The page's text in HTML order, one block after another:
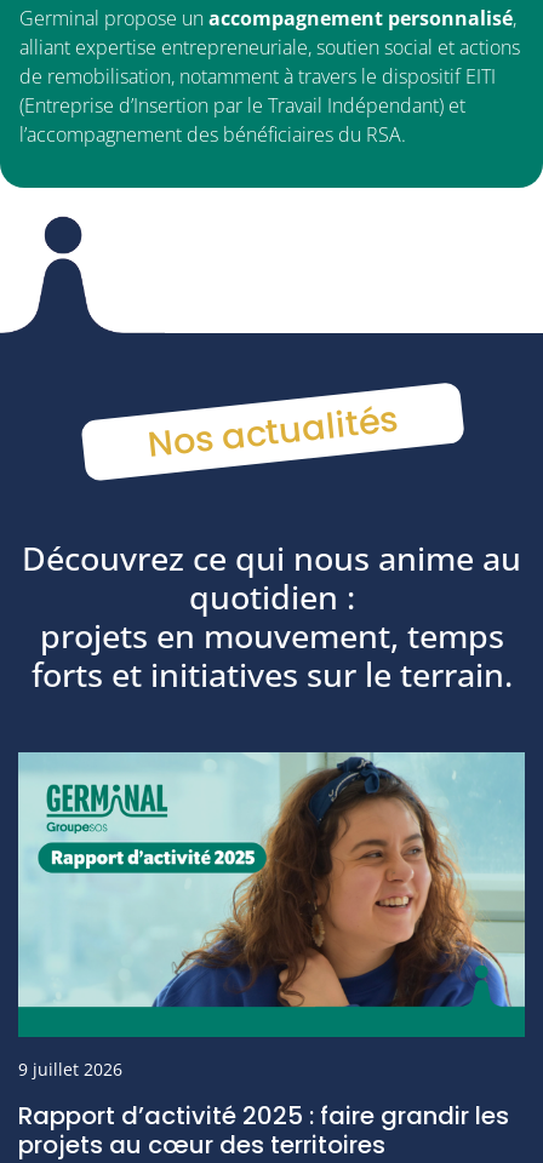
Germinal propose unaccompagnement personnalisé,
alliant expertise entrepreneuriale, soutien social et actions
de remobilisation, notamment à travers le dispositif EITI
(Entreprise d’Insertion par le Travail Indépendant) et
l’accompagnement des bénéficiaires du RSA.
Nos actualités
Découvrez ce qui nous anime au
quotidien :
projets en mouvement, temps
forts et initiatives sur le terrain.
9 juillet 2026
Rapport d’activité 2025 : faire grandir les
projets au cœur des territoires